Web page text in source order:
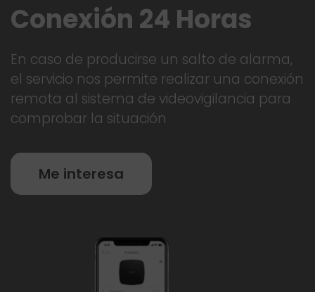
Conexión 24 Horas
En caso de producirse un salto de alarma,
el servicio nos permite realizar una conexión
remota al sistema de videovigilancia para
comprobar la situación
Me interesa